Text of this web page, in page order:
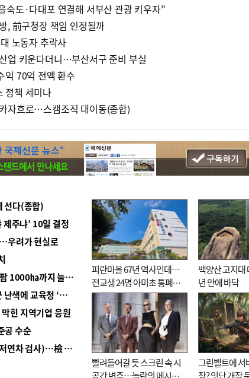
숙도·다대포 연결해 서부산 관광 키우자”
, 前구청장 책임 인정될까
노동자 추락사
업 키운다더니…부산서구 준비 부실
익 70억 전액 환수
정책 세미나
자흐로…스캠조직 대이동(종합)
선다(종합)
주냐’ 10일 결정
우려가 현실로
■ 경남 농정 비전 ‘잘 사는 농촌’…스마트팜 1000㏊까지 늘린다
■ 교육혁신선도지 공모 코앞인데…구·군 난색에 교육청 ‘쩔쩔’
힌 지역기업 응원
공 수순
■ 검사 신분 버리고 직급하향(10년 이하 저연차 검사)…檢 중수청행 기피
피란마을 67년 역사인데…
전교생 24명 아미초 통폐합
기로
백양산 고지대
년 만에 바닥
빨려들어갈 듯 스크린 속 시
공간 변주…놀란의 메시지
그린벨트에 서
장? 잇단 개장